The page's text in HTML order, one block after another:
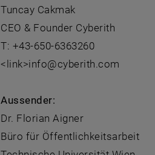
Tuncay Cakmak
CEO & Founder Cyberith
T: +43-650-6363260
<link>info@cyberith.com
Aussender:
Dr. Florian Aigner
Büro für Öffentlichkeitsarbeit